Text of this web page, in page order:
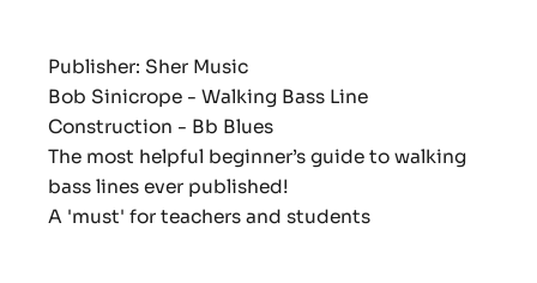
Publisher: Sher Music
Bob Sinicrope - Walking Bass Line
Construction - Bb Blues
The most helpful beginner’s guide to walking
bass lines ever published!
A 'must' for teachers and students